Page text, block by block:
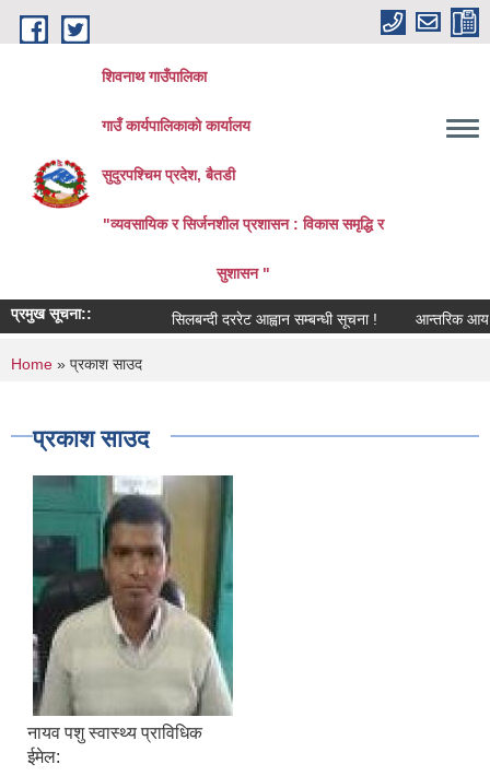
Skip to main content
शिवनाथ गाउँपालिका
गाउँ कार्यपालिकाकाे कार्यालय
सुदुरपश्चिम प्रदेश, बैतडी
"व्यवसायिक र सिर्जनशील प्रशासन : विकास समृद्धि र
सुशासन "
प्रमुख सूचना:: सिलबन्दी दररेट आह्वान सम्बन्धी सूचना ! आन्तरिक आय
You are here
Home » प्रकाश साउद
प्रकाश साउद
ना‍‍यव पशु स्वास्थ्य प्राविधिक
ईमेल: